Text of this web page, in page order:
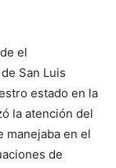
el
San Luis
estado en la
la atención del
manejaba en el
de